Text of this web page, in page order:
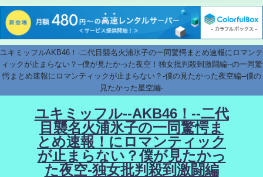
ユキミッフルAKB46！-二代目襲名火浦氷子の一同驚愕まとめ速報にロマンテ
ィックが止まらない？--僕が見たかった夜空！独女批判殺到激闘編--の一同驚
愕まとめ速報にロマンティックが止まらない？-僕の見たかった夜空編--僕の
見たかった星空編-
ユキミッフル--AKB46！--二代
目襲名火浦氷子の一同驚愕ま
とめ速報！にロマンティック
が止まらない？僕が見たかっ
た夜空-独女批判殺到激闘編